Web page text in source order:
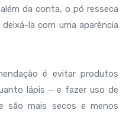
da conta, o pó resseca
la com uma aparência
é evitar produtos
lápis – e fazer uso de
são mais secos e menos